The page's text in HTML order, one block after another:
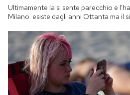
Ultimamente la si sente parecchio e
Milano: esiste dagli anni Ottanta ma il